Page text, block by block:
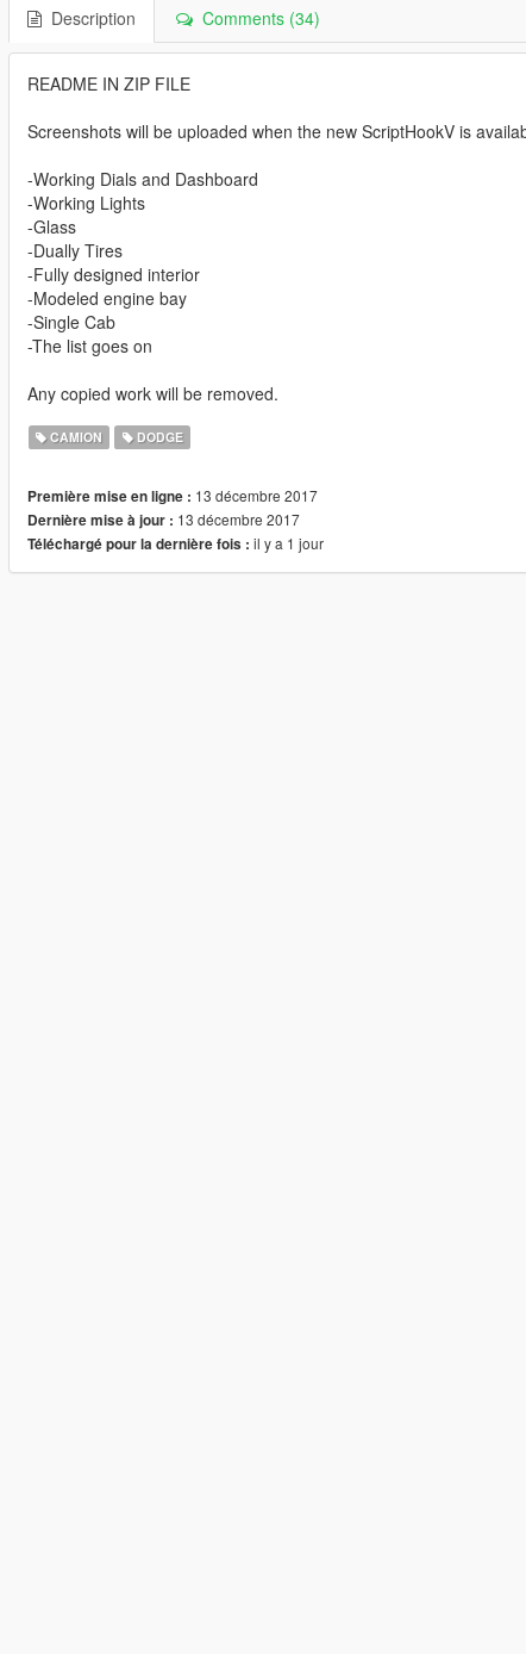
Description Comments (34)
README IN ZIP FILE
Screenshots will be uploaded when the new ScriptHookV is
-Working Dials and Dashboard
-Working Lights
-Glass
-Dually Tires
-Fully designed interior
-Modeled engine bay
-Single Cab
-The list goes on
Any copied work will be removed.
CAMION DODGE
Première mise en ligne : 13 décembre 2017
Dernière mise à jour : 13 décembre 2017
Téléchargé pour la dernière fois : il y a 1 jour